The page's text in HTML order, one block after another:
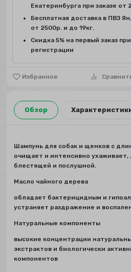
Избранное
Екатеринбурга при заказе от
Бесплатная доставка в ПВЗ
от 2500р. и до 19кг.
Скидка 5% на первый заказ
регистрации
Обзор
Шампунь для собак и щенков с
очищает и интенсивно
блестящей и послушной.
Масло чайного дерева
обладает бактерицидным и
устраняет раздражение и
Натуральные компоненты
высокие концентрации
экстрактов и биологически
компонентов